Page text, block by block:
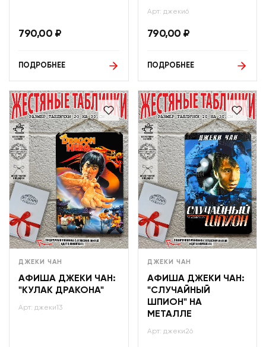
790,00 ₽
ПОДРОБНЕЕ
Арт: джеки6
790,00 ₽
ПОДРОБНЕЕ
ДЖЕКИ ЧАН
АФИША ДЖЕКИ ЧАН:
"КУЛАК ДРАКОНА"
Арт: джеки13
ДЖЕКИ ЧАН
АФИША ДЖЕКИ ЧАН:
"СЛУЧАЙНЫЙ
ШПИОН" НА
МЕТАЛЛЕ
Арт: джеки26